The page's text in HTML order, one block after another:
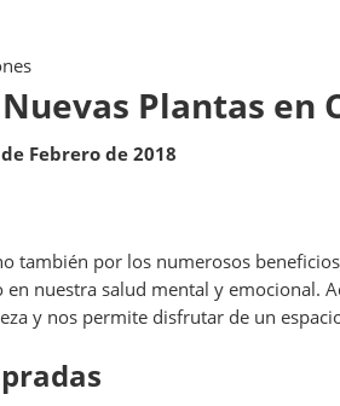
Plantas en
Febrero de 2018
también por los numerosos
nuestra salud mental y emocional.
y nos permite disfrutar de un